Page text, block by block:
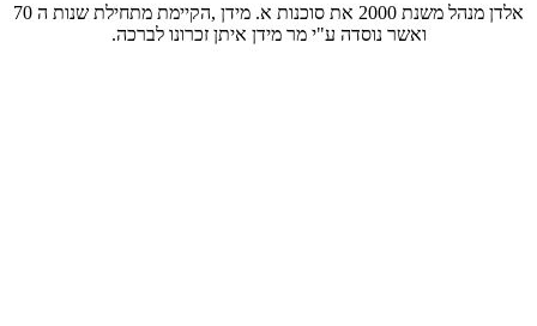
אלדן מנהל משנת 2000 את סוכנות א. מידן ,הקיימת מתחילת שנות ה 70
ואשר נוסדה ע"י מר מידן איתן זכרונו לברכה.